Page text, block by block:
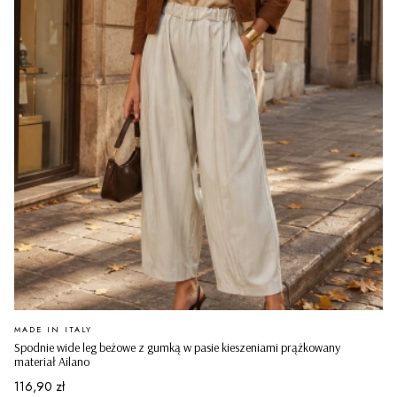
Spodnie wide leg beżowe z gumką w pasie kieszeniami prążkowany
materiał Ailano
PRODUCENT
MADE IN ITALY
Cena
116,90 zł